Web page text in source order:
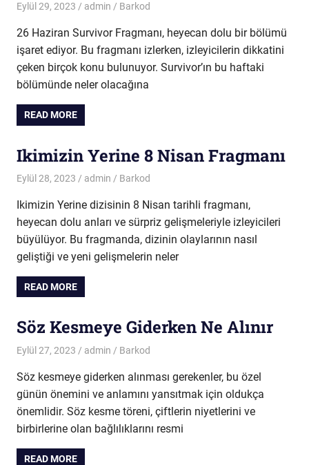
Eylül 29, 2023 admin Barkod
26 Haziran Survivor Fragmanı, heyecan dolu bir bölümü
işaret ediyor. Bu fragmanı izlerken, izleyicilerin dikkatini
çeken birçok konu bulunuyor. Survivor’ın bu haftaki
bölümünde neler olacağına
READ MORE
Ikimizin Yerine 8 Nisan Fragmanı
Eylül 28, 2023 admin Barkod
Ikimizin Yerine dizisinin 8 Nisan tarihli fragmanı,
heyecan dolu anları ve sürpriz gelişmeleriyle izleyicileri
büyülüyor. Bu fragmanda, dizinin olaylarının nasıl
geliştiği ve yeni gelişmelerin neler
READ MORE
Söz Kesmeye Giderken Ne Alınır
Eylül 27, 2023 admin Barkod
Söz kesmeye giderken alınması gerekenler, bu özel
günün önemini ve anlamını yansıtmak için oldukça
önemlidir. Söz kesme töreni, çiftlerin niyetlerini ve
birbirlerine olan bağlılıklarını resmi
READ MORE